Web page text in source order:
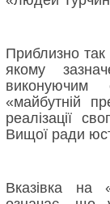
Приблизно так
якому
виконуючим
«майбутній
реалізації
Вищої ради
Вказівка на